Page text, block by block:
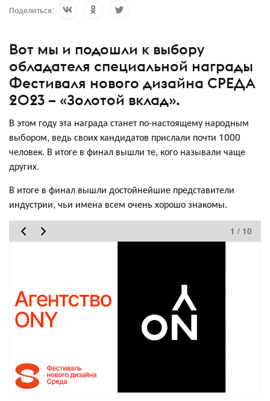
Поделиться:
Вот мы и подошли к выбору
обладателя специальной награды
Фестиваля нового дизайна СРЕДА
2023 – «Золотой вклад».
В этом году эта награда станет по-настоящему народным
выбором, ведь своих кандидатов прислали почти 1000
человек. В итоге в финал вышли те, кого называли чаще
других.
В итоге в финал вышли достойнейшие представители
индустрии, чьи имена всем очень хорошо знакомы.
1 / 10